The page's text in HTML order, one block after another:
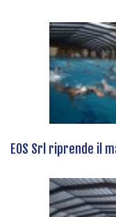
EOS Srl riprende il